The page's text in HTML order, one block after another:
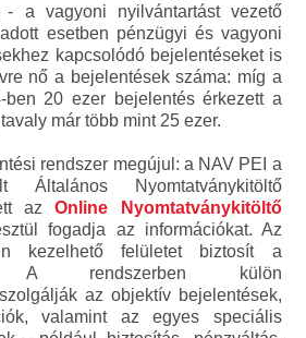
- a vagyoni nyilvántartást vezető
esetben pénzügyi és vagyoni
kapcsolódó bejelentéseket is
nő a bejelentések száma: míg a
ben 20 ezer bejelentés érkezett a
már több mint 25 ezer.
rendszer megújul: a NAV PEI a
Általános Nyomtatványkitöltő
azOnline Nyomtatványkitöltő
fogadja az információkat. Az
kezelhető felületet biztosít a
A rendszerben külön
az objektív bejelentések,
valamint az egyes speciális